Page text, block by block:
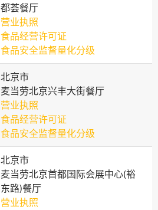
都荟餐厅
营业执照
食品经营许可证
食品安全监督量化分级
北京市
麦当劳北京兴丰大街餐厅
营业执照
食品经营许可证
食品安全监督量化分级
北京市
麦当劳北京首都国际会展中心(裕
东路)餐厅
营业执照